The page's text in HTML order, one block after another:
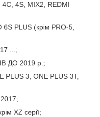
4S, MIX2, REDMI
6S PLUS (крім PRO-5,
...;
ДО 2019 р.;
PLUS 3, ONE PLUS 3T,
XZ серії;